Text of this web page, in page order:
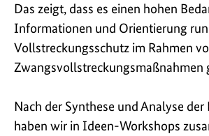
Das zeigt, dass es einen hohen
Informationen und Orientierung
Vollstreckungsschutz im Rahmen
Zwangsvollstreckungsmaßnahmen
Nach der Synthese und Analyse der
haben wir in Ideen-Workshops